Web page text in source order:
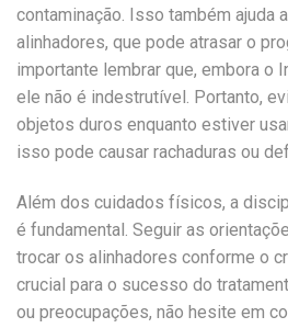
contaminação. Isso também ajuda
alinhadores, que pode atrasar o
importante lembrar que, embora o
ele não é indestrutível. Portanto,
objetos duros enquanto estiver
isso pode causar rachaduras ou
Além dos cuidados físicos, a
é fundamental. Seguir as
trocar os alinhadores conforme o
crucial para o sucesso do
ou preocupações, não hesite em